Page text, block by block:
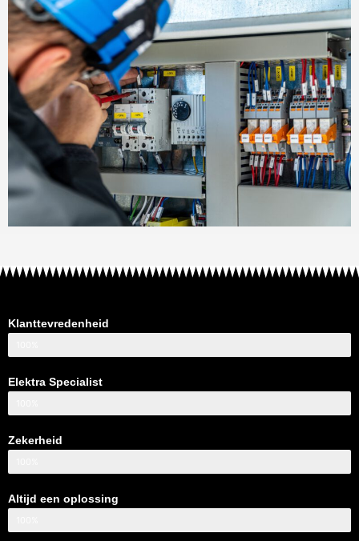
Klanttevredenheid
Elektra Specialist
Zekerheid
Altijd een oplossing